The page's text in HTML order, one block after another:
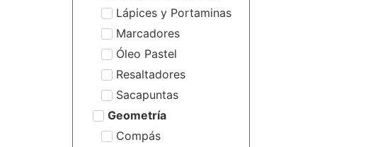
Lápices y Portaminas
Marcadores
Óleo Pastel
Resaltadores
Sacapuntas
Geometría
Compás